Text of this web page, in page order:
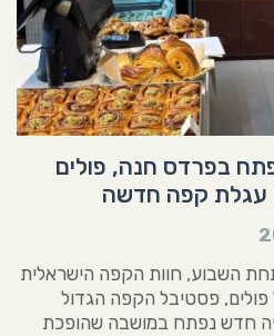
בפרדס חנה, פולים
עגלת קפה חדשה
השבוע, חוות הקפה הישראלית
פסטיבל הקפה הגדול
חדש נפתח במושבה שהופכת